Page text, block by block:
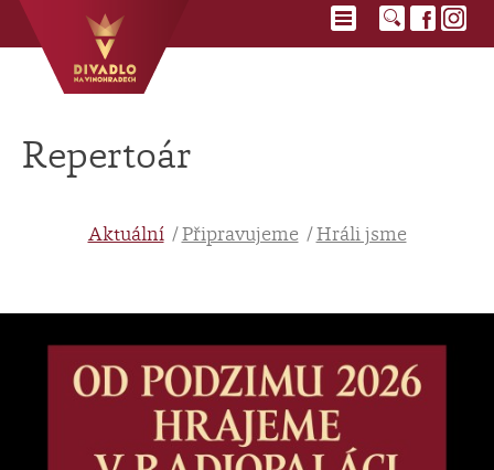
Repertoár
Aktuální Připravujeme Hráli jsme